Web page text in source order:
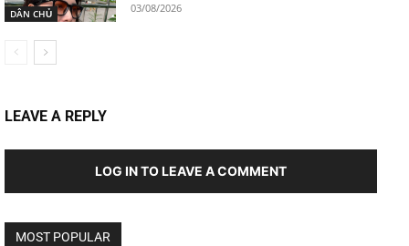
DÂN CHỦ 03/08/2026
LEAVE A REPLY
LOG IN TO LEAVE A COMMENT
MOST POPULAR